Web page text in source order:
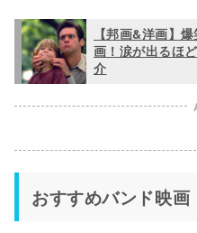
【邦画&洋画】
画！涙が出るほ
介
おすすめバンド映画